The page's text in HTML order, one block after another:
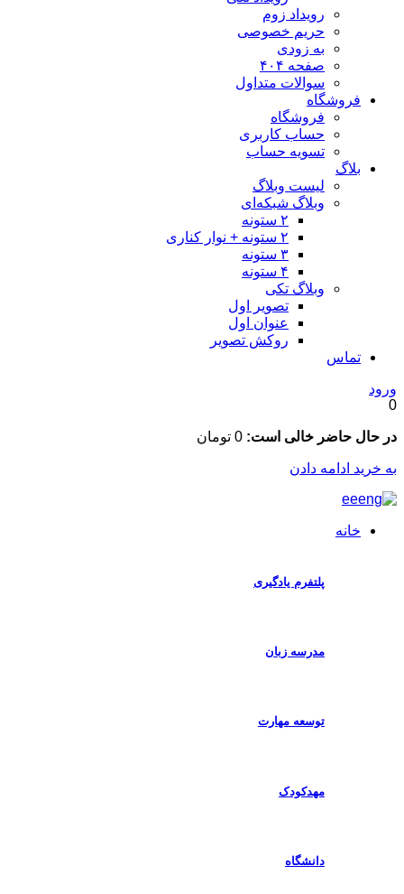
رویداد زوم
حریم خصوصی
به زودی
صفحه ۴۰۴
سوالات متداول
فروشگاه
فروشگاه
حساب کاربری
تسویه حساب
بلاگ
لیست وبلاگ
وبلاگ شبکه‌ای
وبلاگ تکی
تصویر اول
عنوان اول
روکش تصویر
تماس
حاضر خالی است: 0 تومان
ادامه دادن
خانه
پلتفرم یادگیری
مدرسه زبان
توسعه مهارت
مهدکودک
دانشگاه